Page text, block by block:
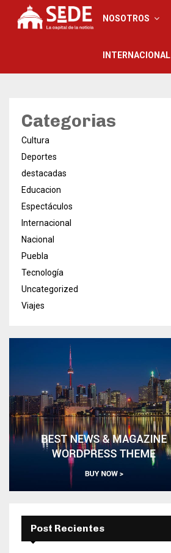
NOSOTROS
INTERNACIONAL
Categorias
Cultura
Deportes
destacadas
Educacion
Espectáculos
Internacional
Nacional
Puebla
Tecnología
Uncategorized
Viajes
Post Recientes